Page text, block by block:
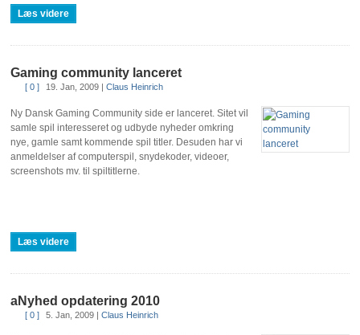
Læs videre
Gaming community lanceret
[ 0 ] 19. Jan, 2009 |Claus Heinrich
Ny Dansk Gaming Community side er lanceret. Sitet vil
samle spil interesseret og udbyde nyheder omkring
nye, gamle samt kommende spil titler. Desuden har vi
anmeldelser af computerspil, snydekoder, videoer,
screenshots mv. til spiltitlerne.
Læs videre
aNyhed opdatering 2010
[ 0 ] 5. Jan, 2009 |Claus Heinrich